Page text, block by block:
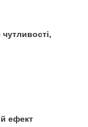
ефект